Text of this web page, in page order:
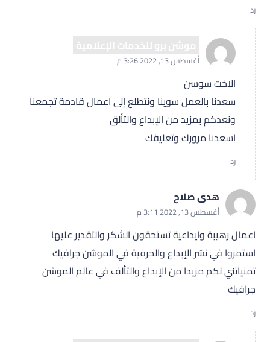
رد
أغسطس 13, 2022 3:26 م
الاخت سوسن
سعدنا بالعمل سوينا ونتطلع إلى اعمال قادمة تجمعنا
ونعدكم بمزيد من الإبداع والتألق
اسعدنا مرورك وتعليقك
رد
هدى صلاح
أغسطس 13, 2022 3:11 م
اعمال رهيبة وايداعية تستحقون الشكر والتقدير عليها
استمروا في نشر الإبداع والحرفية في الموشن جرافيك
تمنياتني لكم مزيدا من الإبداع والتألف في عالم الموشن
جرافيك
رد